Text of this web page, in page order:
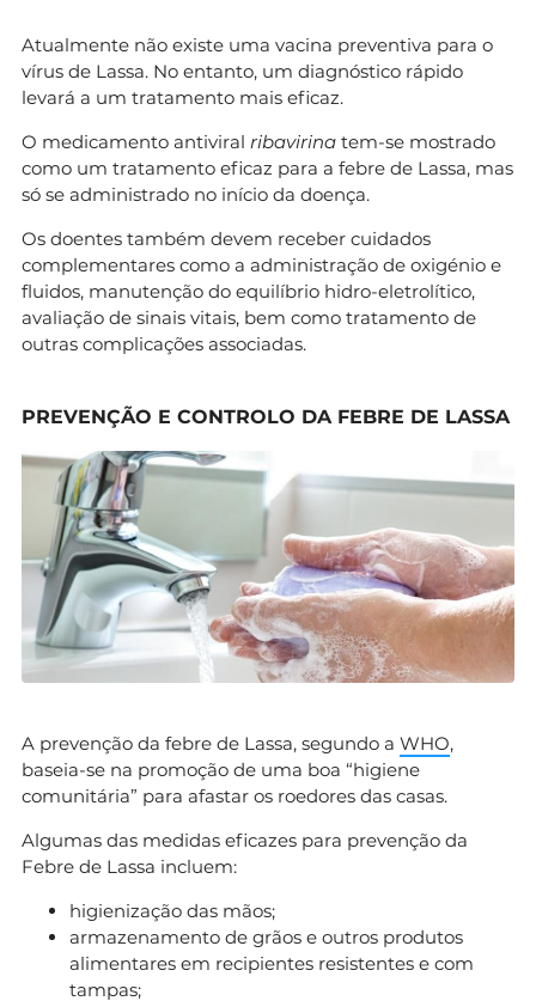
Atualmente não existe uma vacina preventiva para o
vírus de Lassa. No entanto, um diagnóstico rápido
levará a um tratamento mais eficaz.
O medicamento antiviral ribavirina tem-se mostrado
como um tratamento eficaz para a febre de Lassa, mas
só se administrado no início da doença.
Os doentes também devem receber cuidados
complementares como a administração de oxigénio e
fluidos, manutenção do equilíbrio hidro-eletrolítico,
avaliação de sinais vitais, bem como tratamento de
outras complicações associadas.
PREVENÇÃO E CONTROLO DA FEBRE DE LASSA
A prevenção da febre de Lassa, segundo a WHO,
baseia-se na promoção de uma boa “higiene
comunitária” para afastar os roedores das casas.
Algumas das medidas eficazes para prevenção da
Febre de Lassa incluem:
higienização das mãos;
armazenamento de grãos e outros produtos
alimentares em recipientes resistentes e com
tampas;